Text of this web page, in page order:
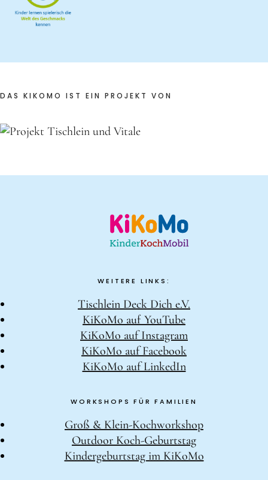
DAS KIKOMO IST EIN PROJEKT VON
WEITERE LINKS:
Tischlein Deck Dich e.V.
KiKoMo auf YouTube
KiKoMo auf Instagram
KiKoMo auf Facebook
KiKoMo auf LinkedIn
WORKSHOPS FÜR FAMILIEN
Groß & Klein-Kochworkshop
Outdoor Koch-Geburtstag
Kindergeburtstag im KiKoMo